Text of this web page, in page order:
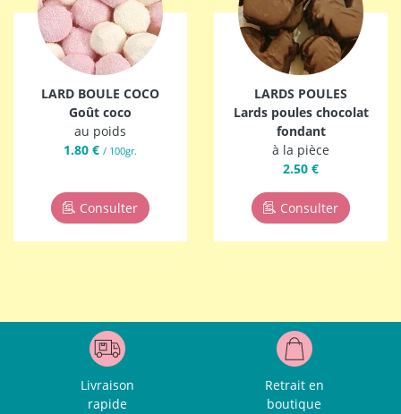
LARD BOULE COCO
Goût coco
au poids
1.80 € / 100gr.
Consulter
LARDS POULES
Lards poules chocolat
fondant
à la pièce
2.50 €
Consulter
Livraison
rapide
Retrait en
boutique